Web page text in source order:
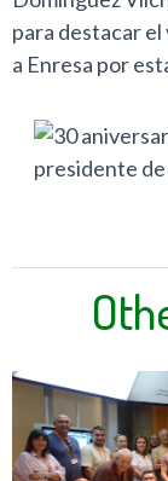
para destacar
a Enresa por